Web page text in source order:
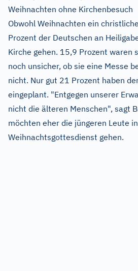
Weihnachten ohne Kirchenbesuch
Obwohl Weihnachten ein
Prozent der Deutschen an
Kirche gehen. 15,9 Prozent waren
noch unsicher, ob sie eine Messe
nicht. Nur gut 21 Prozent haben
eingeplant. "Entgegen unserer
nicht die älteren Menschen", sagt
möchten eher die jüngeren Leute
Weihnachtsgottesdienst gehen.